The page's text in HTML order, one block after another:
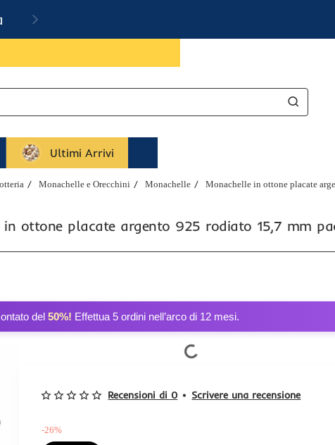
Ultimi Arrivi
in ottone placate argento 925 rodiato 15,7 mm
Monachelle e Orecchini Monachelle Monachelle in ottone placate
del 50%! Effettua 5 ordini nell’arco di 12 mesi.
Recensioni di 0 • Scrivere una recensione
-26%